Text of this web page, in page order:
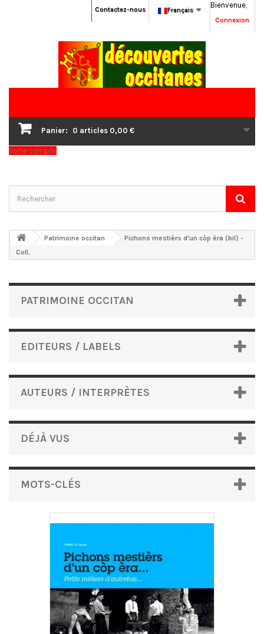
Bienvenue,
Connexion
Français
Contactez-nous
Panier: 0 articles 0,00 €
Votre compte
Patrimoine occitan
Pichons mestièrs d'un còp èra (bil) -
Coll.
PATRIMOINE OCCITAN
EDITEURS / LABELS
AUTEURS / INTERPRÈTES
DÉJÀ VUS
MOTS-CLÉS